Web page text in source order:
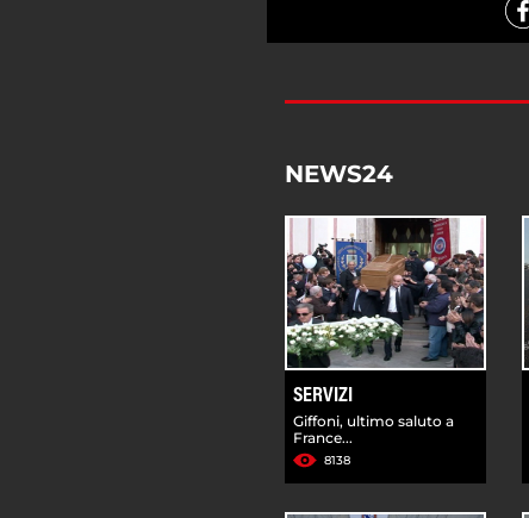
NEWS24
SERVIZI
Giffoni, ultimo saluto a
France...
8138